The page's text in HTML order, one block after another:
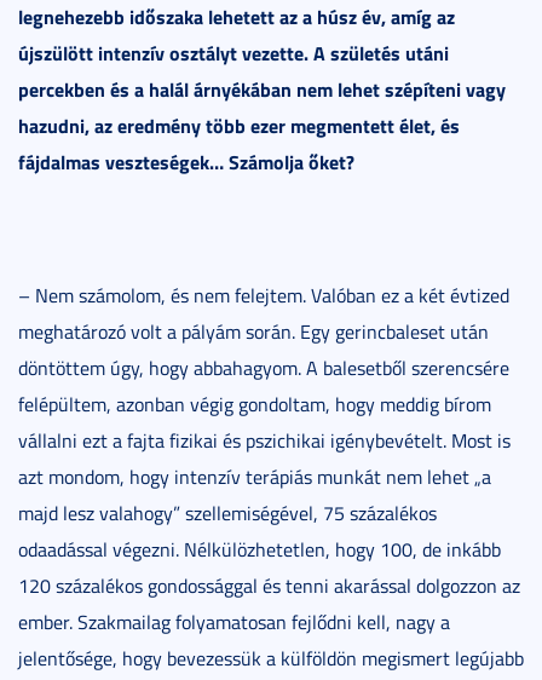
legnehezebb időszaka lehetett az a húsz év, amíg az
újszülött intenzív osztályt vezette. A születés utáni
percekben és a halál árnyékában nem lehet szépíteni vagy
hazudni, az eredmény több ezer megmentett élet, és
fájdalmas veszteségek… Számolja őket?
– Nem számolom, és nem felejtem. Valóban ez a két évtized
meghatározó volt a pályám során. Egy gerincbaleset után
döntöttem úgy, hogy abbahagyom. A balesetből szerencsére
felépültem, azonban végig gondoltam, hogy meddig bírom
vállalni ezt a fajta fizikai és pszichikai igénybevételt. Most is
azt mondom, hogy intenzív terápiás munkát nem lehet „a
majd lesz valahogy” szellemiségével, 75 százalékos
odaadással végezni. Nélkülözhetetlen, hogy 100, de inkább
120 százalékos gondossággal és tenni akarással dolgozzon az
ember. Szakmailag folyamatosan fejlődni kell, nagy a
jelentősége, hogy bevezessük a külföldön megismert legújabb